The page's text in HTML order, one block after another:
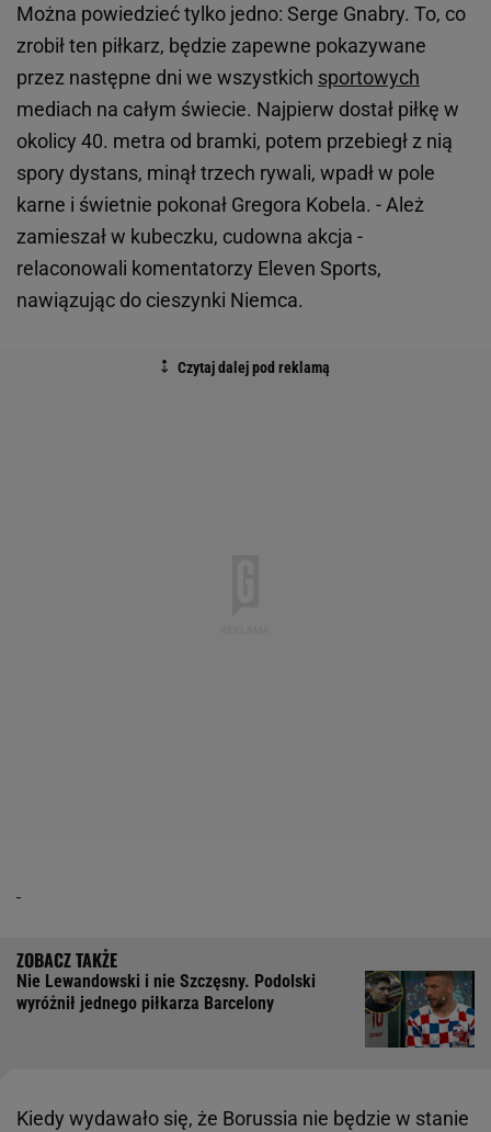
Można powiedzieć tylko jedno: Serge Gnabry. To, co
zrobił ten piłkarz, będzie zapewne pokazywane
przez następne dni we wszystkich sportowych
mediach na całym świecie. Najpierw dostał piłkę w
okolicy 40. metra od bramki, potem przebiegł z nią
spory dystans, minął trzech rywali, wpadł w pole
karne i świetnie pokonał Gregora Kobela. - Ależ
zamieszał w kubeczku, cudowna akcja -
relaconowali komentatorzy Eleven Sports,
nawiązując do cieszynki Niemca.
Nie Lewandowski i nie Szczęsny. Podolski
wyróżnił jednego piłkarza Barcelony
Kiedy wydawało się, że Borussia nie będzie w stanie